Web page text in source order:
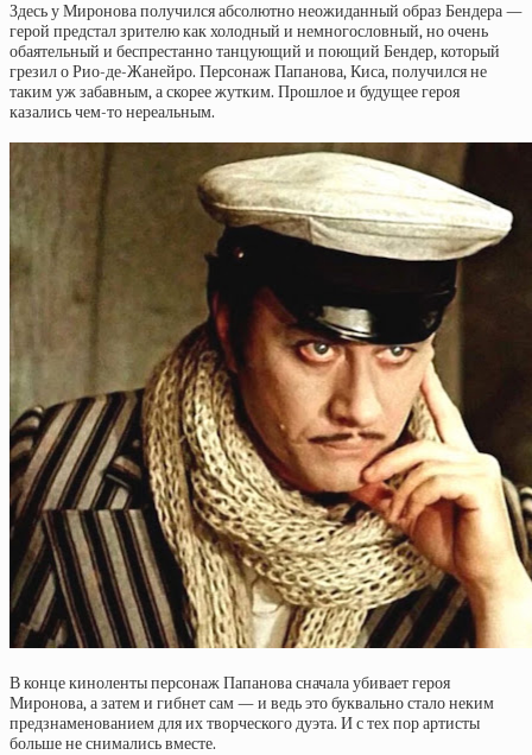
Здесь у Миронова получился абсолютно неожиданный образ Бендера —
герой предстал зрителю как холодный и немногословный, но очень
обаятельный и беспрестанно танцующий и поющий Бендер, который
грезил о Рио-де-Жанейро. Персонаж Папанова, Киса, получился не
таким уж забавным, а скорее жутким. Прошлое и будущее героя
казались чем-то нереальным.
В конце киноленты персонаж Папанова сначала убивает героя
Миронова, а затем и гибнет сам — и ведь это буквально стало неким
предзнаменованием для их творческого дуэта. И с тех пор артисты
больше не снимались вместе.